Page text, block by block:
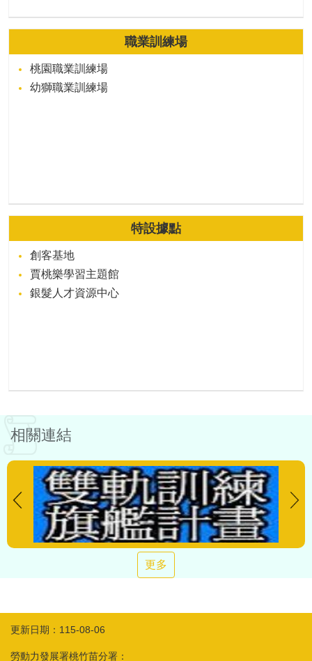
職業訓練場
桃園職業訓練場
幼獅職業訓練場
特設據點
創客基地
賈桃樂學習主題館
銀髮人才資源中心
相關連結
更多
更新日期：115-08-06
勞動力發展署桃竹苗分署：